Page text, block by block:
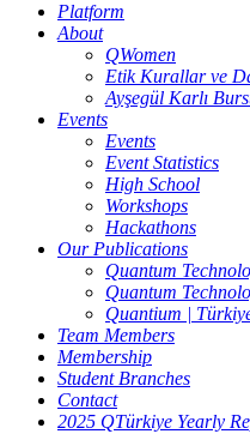
Platform
About
QWomen
Etik Kurallar ve
Ayşegül Karlı
Events
Events
Event Statistics
High School
Workshops
Hackathons
Our Publications
Quantum
Quantum
Quantium |
Team Members
Membership
Student Branches
Contact
2025 QTürkiye Yearly